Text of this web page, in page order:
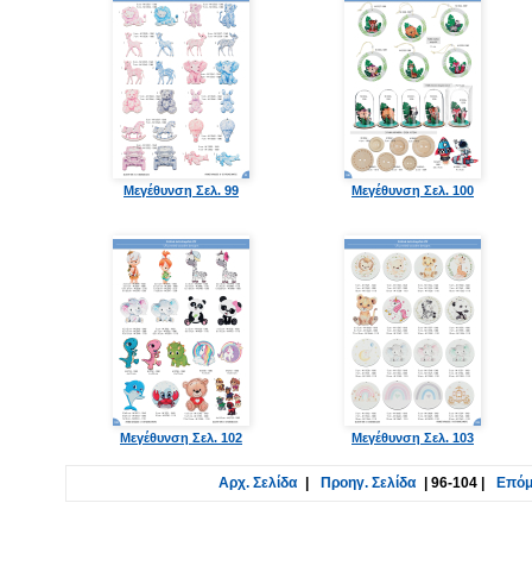
Μεγέθυνση Σελ. 99 Μεγέθυνση Σελ. 100
Μεγέθυνση Σελ. 102 Μεγέθυνση Σελ. 103
Αρχ. Σελίδα Προηγ. Σελίδα 96-104|